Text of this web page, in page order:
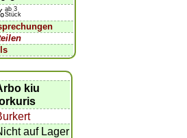
ab 3
Stück
kiu
auf Lager